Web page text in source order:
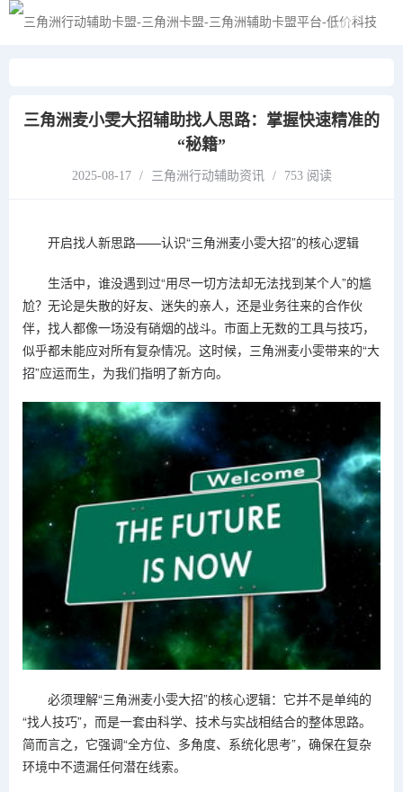
黑夜模式
三角洲麦小雯大招辅助找人思路：掌握快速精准的
“秘籍”
2025-08-17 / 三角洲行动辅助资讯 / 753 阅读
开启找人新思路——认识“三角洲麦小雯大招”的核心逻辑
生活中，谁没遇到过“用尽一切方法却无法找到某个人”的尴
尬？无论是失散的好友、迷失的亲人，还是业务往来的合作伙
伴，找人都像一场没有硝烟的战斗。市面上无数的工具与技巧，
似乎都未能应对所有复杂情况。这时候，三角洲麦小雯带来的“大
招”应运而生，为我们指明了新方向。
必须理解“三角洲麦小雯大招”的核心逻辑：它并不是单纯的
“找人技巧”，而是一套由科学、技术与实战相结合的整体思路。
简而言之，它强调“全方位、多角度、系统化思考”，确保在复杂
环境中不遗漏任何潜在线索。